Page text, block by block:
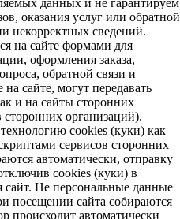
оказания услуг или обратной
некорректных сведений.
на сайте формами для
оформления заказа,
обратной связи и
сайте, могут передавать
и на сайты сторонних
организаций).
cookies (куки) как
сервисов сторонних
автоматически, отправку
cookies (куки) в
сайт. Не персональные данные
посещении сайта собираются
происходит автоматически